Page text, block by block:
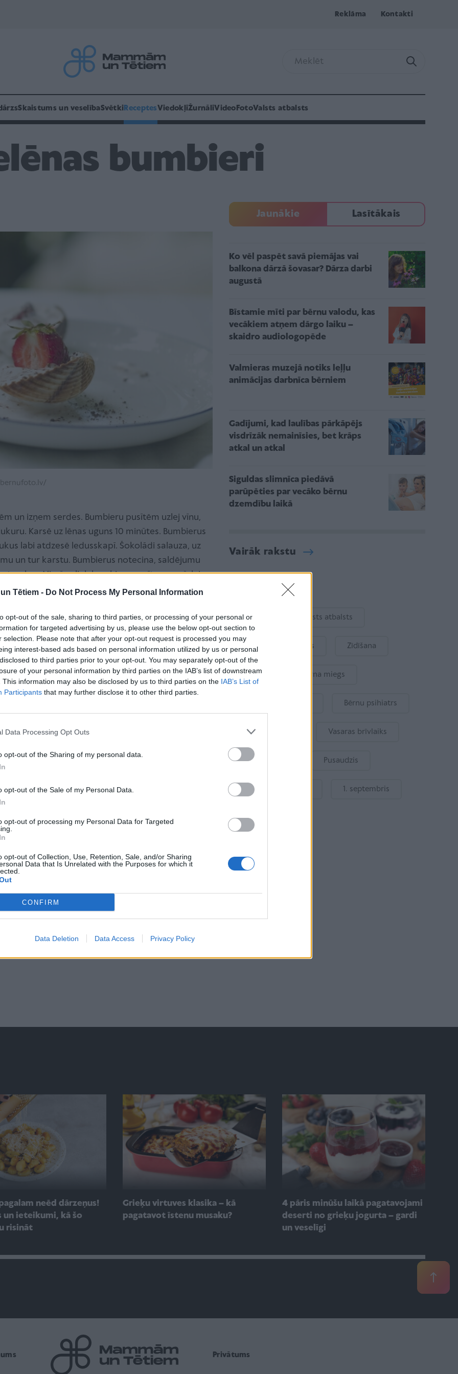
Tētiem - Do Not Process My Personal Information
opt-out of the sale, sharing to third parties, or processing of your personal or
for targeted advertising by us, please use the below opt-out section to
selection. Please note that after your opt-out request is processed you may
interest-based ads based on personal information utilized by us or personal
to third parties prior to your opt-out. You may separately opt-out of the
of your personal information by third parties on the IAB’s list of downstream
This information may also be disclosed by us to third parties on the IAB’s List of
Participants that may further disclose it to other third parties.
Data Processing Opt Outs
opt-out of the Sharing of my personal data.
opt-out of the Sale of my Personal Data.
opt-out of processing my Personal Data for Targeted
opt-out of Collection, Use, Retention, Sale, and/or Sharing
Data that Is Unrelated with the Purposes for which it
CONFIRM
Data Deletion Data Access Privacy Policy
Reklāma Kontakti
Skaistums un veselībaSvētki ReceptesViedokļiŽurnāliVideo FotoValsts atbalsts
bumbieri
un izņem serdes. Bumbieru pusītēm uzlej vīnu,
Karsē uz lēnas uguns 10 minūtes. Bumbierus
labi atdzesē ledusskapī. Šokolādi salauza, uz
un tur karstu. Bumbierus notecina, saldējumu
traukos. Virsū uzliek bumbieru pusītes un pārlej ar
rotā ar 3 ķiršiem. Pasniedz nekavējoties.
Jaunākie Lasītākais
Ko vēl paspēt savā piemājas vai
balkona dārzā šovasar? Dārza darbi
augustā
Bīstamie mīti par bērnu valodu, kas
vecākiem atņem dārgo laiku –
skaidro audiologopēde
Valmieras muzejā notiks leļļu
animācijas darbnīca bērniem
Gadījumi, kad laulības pārkāpējs
visdrīzāk nemainīsies, bet krāps
atkal un atkal
Siguldas slimnīca piedāvā
parūpēties par vecāko bērnu
dzemdību laikā
Vairāk rakstu
Ukraina Valsts atbalsts
Kur šodien atpūsties Zīdīšana
Drošība Bērna miegs
Bērnu psihiatrs
Bērna emocijas Vasaras brīvlaiks
Bērnu drošība Pusaudzis
Gatavošanās skolai 1. septembris
neēd dārzeņus!
un ieteikumi, kā šo
risināt
Grieķu virtuves klasika – kā
pagatavot īstenu musaku?
4 pāris minūšu laikā pagatavojami
deserti no grieķu jogurta – gardi
un veselīgi
Privātums